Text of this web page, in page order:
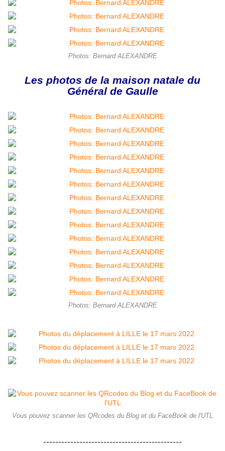
Photos: Bernard ALEXANDRE
Les photos de la maison natale du
Général de Gaulle
Photos: Bernard ALEXANDRE
Vous pouvez scanner les QRcodes du Blog et du FaceBook de l'UTL
----------------------------------------------